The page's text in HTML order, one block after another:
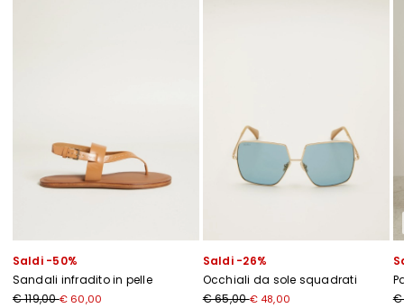
Saldi -50%
Sandali infradito in pelle
€ 119,00€ 60,00
Saldi -26%
Occhiali da sole squadrati
€ 65,00€ 48,00
€